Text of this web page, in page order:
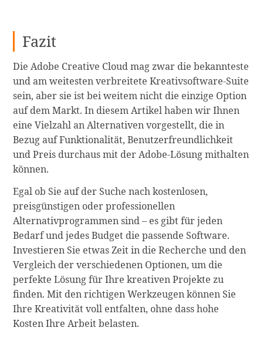
Fazit
Die Adobe Creative Cloud mag zwar die bekannteste
und am weitesten verbreitete Kreativsoftware-Suite
sein, aber sie ist bei weitem nicht die einzige Option
auf dem Markt. In diesem Artikel haben wir Ihnen
eine Vielzahl an Alternativen vorgestellt, die in
Bezug auf Funktionalität, Benutzerfreundlichkeit
und Preis durchaus mit der Adobe-Lösung mithalten
können.
Egal ob Sie auf der Suche nach kostenlosen,
preisgünstigen oder professionellen
Alternativprogrammen sind – es gibt für jeden
Bedarf und jedes Budget die passende Software.
Investieren Sie etwas Zeit in die Recherche und den
Vergleich der verschiedenen Optionen, um die
perfekte Lösung für Ihre kreativen Projekte zu
finden. Mit den richtigen Werkzeugen können Sie
Ihre Kreativität voll entfalten, ohne dass hohe
Kosten Ihre Arbeit belasten.